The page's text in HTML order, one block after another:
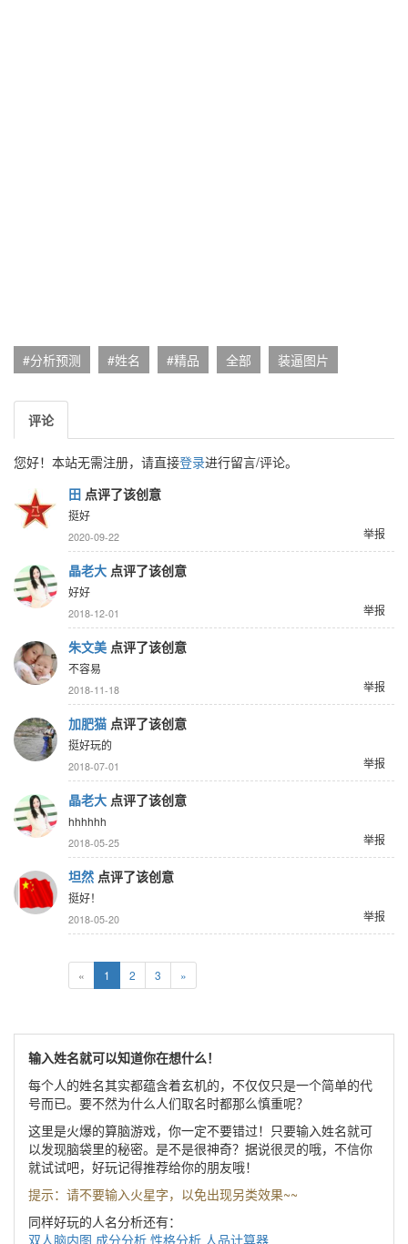
#分析预测 #姓名 #精品 全部 装逼图片
评论
您好！本站无需注册，请直接登录进行留言/评论。
田 点评了该创意
挺好
举报
2020-09-22
晶老大 点评了该创意
好好
举报
2018-12-01
朱文美 点评了该创意
不容易
举报
2018-11-18
加肥猫 点评了该创意
挺好玩的
举报
2018-07-01
晶老大 点评了该创意
hhhhhh
举报
2018-05-25
坦然 点评了该创意
挺好！
举报
2018-05-20
« 1 2 3 »
输入姓名就可以知道你在想什么！
每个人的姓名其实都蕴含着玄机的，不仅仅只是一个简单的代
号而已。要不然为什么人们取名时都那么慎重呢？
这里是火爆的算脑游戏，你一定不要错过！只要输入姓名就可
以发现脑袋里的秘密。是不是很神奇？据说很灵的哦，不信你
就试试吧，好玩记得推荐给你的朋友哦！
提示：请不要输入火星字，以免出现另类效果~~
同样好玩的人名分析还有：
双人脑内图 成分分析 性格分析 人品计算器